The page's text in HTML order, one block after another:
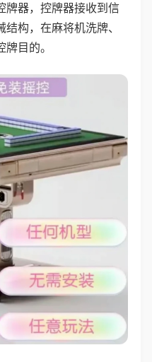
牌器，控牌器接收到信
构，在麻将机洗牌、
目的。